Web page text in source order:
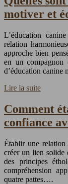
motiver et
L’éducation
relation
approche bien
en un compagnon
d’éducation canine
Lire la suite
Comment
confiance
Établir une relation
créer un lien solide
des principes
compréhension
quatre pattes….